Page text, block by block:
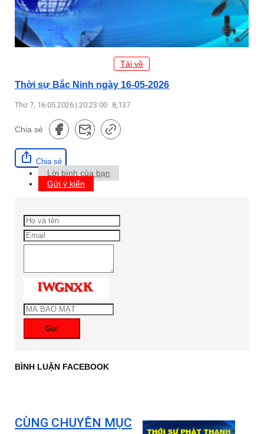
Tải về
Thời sự Bắc Ninh ngày 16-05-2026
Thứ 7, 16.05.2026 | 20:23:00 8,137
Chia sẻ
Chia sẻ
Lời bình của bạn
Gửi ý kiến
Gửi
BÌNH LUẬN FACEBOOK
CÙNG CHUYÊN MỤC